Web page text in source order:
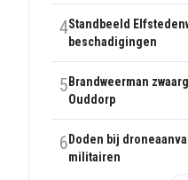
4Standbeeld
beschadigingen
5 Brandweerman
Ouddorp
6 Doden bij
militairen